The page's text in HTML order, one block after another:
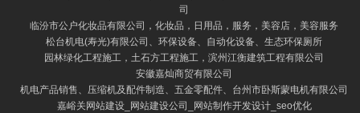
司
临汾市公户化妆品有限公司，化妆品，日用品，服务，美容店，美容服务
松台机电(寿光)有限公司、环保设备、自动化设备、生态环保厕所
园林绿化工程施工，土石方工程施工，滨州江衡建筑工程有限公司
安徽嘉灿商贸有限公司
机电产品销售、压缩机及配件制造、五金零配件、台州市卧斯蒙电机有限公司
嘉峪关网站建设_网站建设公司_网站制作开发设计_seo优化